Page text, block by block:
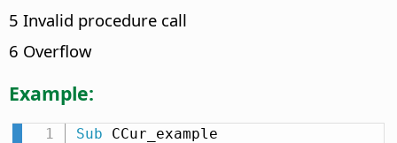
5 Invalid procedure call
6 Overflow
Example:
Sub CCur_example